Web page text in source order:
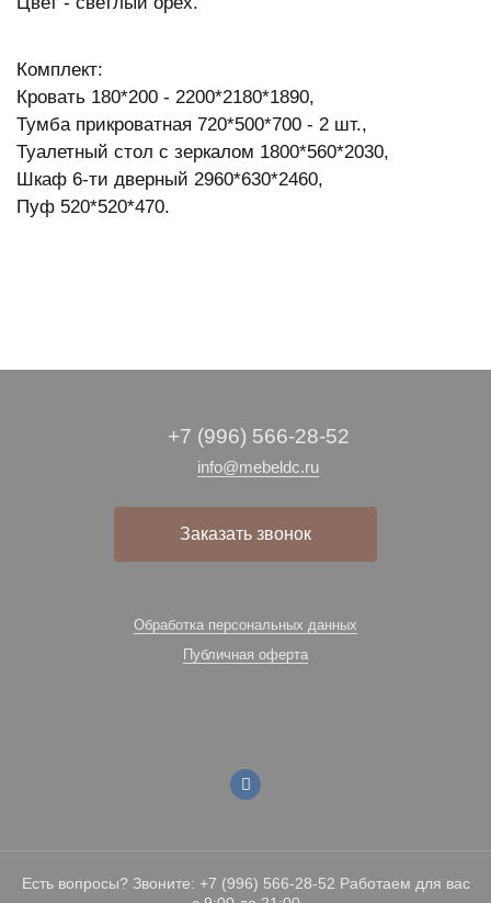
Комплект:
Кровать 180*200 - 2200*2180*1890,
Тумба прикроватная 720*500*700 - 2 шт.,
Туалетный стол с зеркалом 1800*560*2030,
Шкаф 6-ти дверный 2960*630*2460,
Пуф 520*520*470.
+7 (996) 566-28-52
info@mebeldc.ru
Заказать звонок
Обработка персональных данных
Публичная оферта
Есть вопросы? Звоните: +7 (996) 566-28-52 Работаем для вас